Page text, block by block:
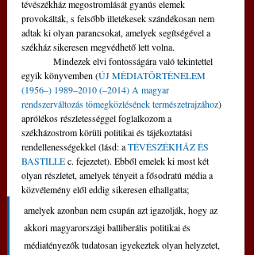
tévészékház megostromlását gyanús elemek
provokálták, s felsőbb illetékesek szándékosan nem
adtak ki olyan parancsokat, amelyek segítségével a
székház sikeresen megvédhető lett volna.
egyik könyvemben (ÚJ MÉDIATÖRTÉNELEM
(1956–) 1989–2010 (–2014) A magyar
rendszerváltozás tömegközlésének természetrajzához)
aprólékos részletességgel foglalkozom a
székházostrom körüli politikai és tájékoztatási
rendellenességekkel (lásd: a TÉVÉSZÉKHÁZ ÉS
BASTILLE c. fejezetet). Ebből emelek ki most két
olyan részletet, amelyek tényeit a fősodratú média a
közvélemény elől eddig sikeresen elhallgatta;
amelyek azonban nem csupán azt igazolják, hogy az
akkori magyarországi balliberális politikai és
médiatényezők tudatosan igyekeztek olyan helyzetet,